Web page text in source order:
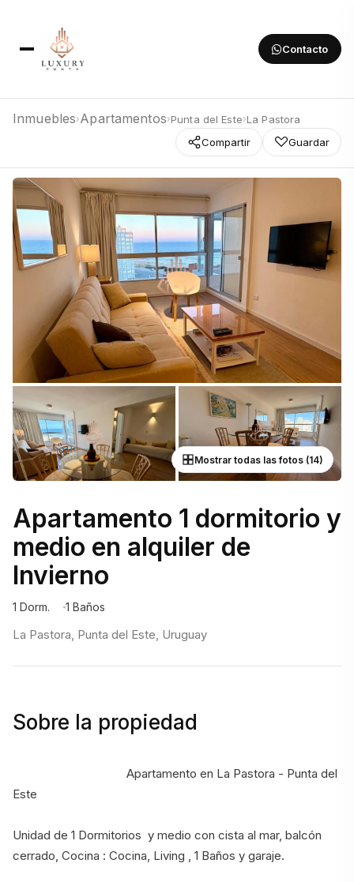
Contacto
Inmuebles›Apartamentos›Punta del Este›La Pastora
Compartir
Guardar
Mostrar todas las fotos (14)
Apartamento 1 dormitorio y
medio en alquiler de
Invierno
1 Dorm. 1 Baños
La Pastora, Punta del Este, Uruguay
Sobre la propiedad
Este
Unidad de 1 Dormitorios  y medio con cista al mar, balcón
cerrado, Cocina : Cocina, Living , 1 Baños y garaje.